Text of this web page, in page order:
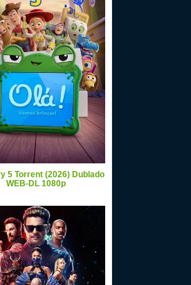
5 Torrent (2026) Dublado
WEB-DL 1080p